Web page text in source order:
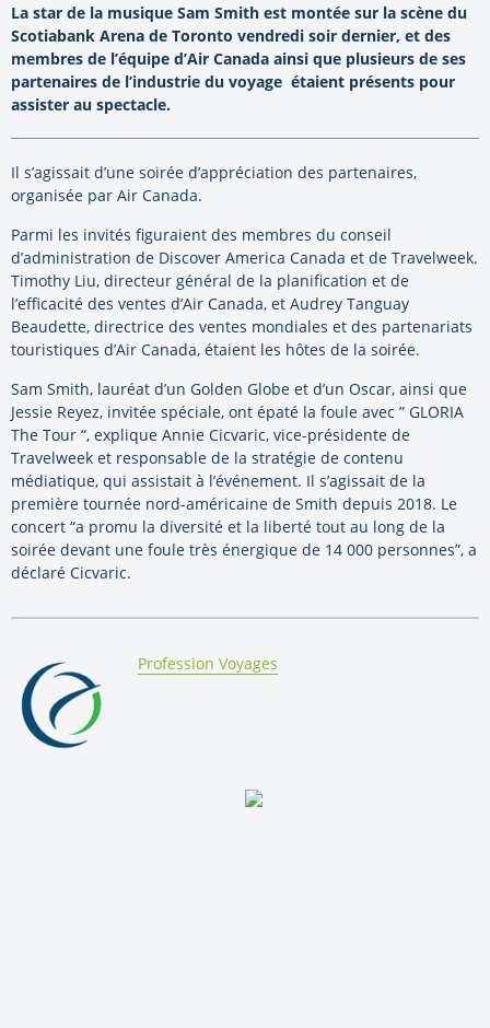
La star de la musique Sam Smith est montée sur la scène du
Scotiabank Arena de Toronto vendredi soir dernier, et des
membres de l’équipe d’Air Canada ainsi que plusieurs de ses
partenaires de l’industrie du voyage étaient présents pour
assister au spectacle.
Il s’agissait d’une soirée d’appréciation des partenaires,
organisée par Air Canada.
Parmi les invités figuraient des membres du conseil
d’administration de Discover America Canada et de Travelweek.
Timothy Liu, directeur général de la planification et de
l’efficacité des ventes d’Air Canada, et Audrey Tanguay
Beaudette, directrice des ventes mondiales et des partenariats
touristiques d’Air Canada, étaient les hôtes de la soirée.
Sam Smith, lauréat d’un Golden Globe et d’un Oscar, ainsi que
Jessie Reyez, invitée spéciale, ont épaté la foule avec ” GLORIA
The Tour “, explique Annie Cicvaric, vice-présidente de
Travelweek et responsable de la stratégie de contenu
médiatique, qui assistait à l’événement. Il s’agissait de la
première tournée nord-américaine de Smith depuis 2018. Le
concert “a promu la diversité et la liberté tout au long de la
soirée devant une foule très énergique de 14 000 personnes”, a
déclaré Cicvaric.
By:
Profession Voyages